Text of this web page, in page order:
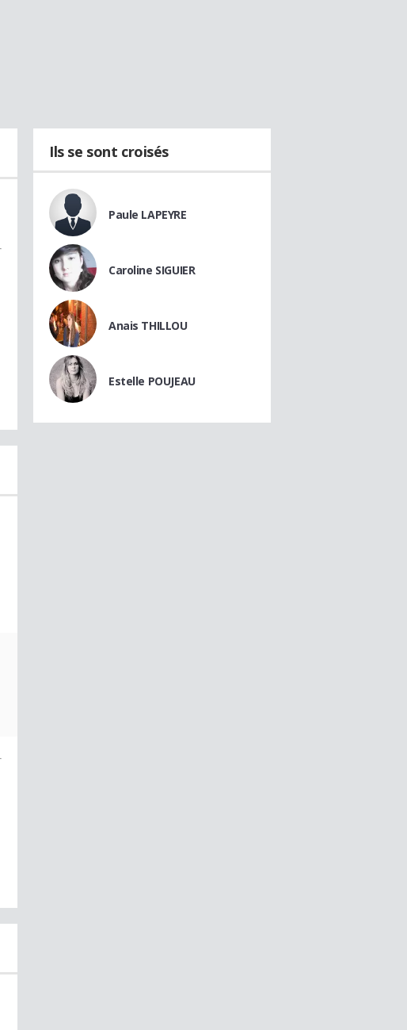
Ils se sont croisés
Paule LAPEYRE
Caroline SIGUIER
Anais THILLOU
Estelle POUJEAU